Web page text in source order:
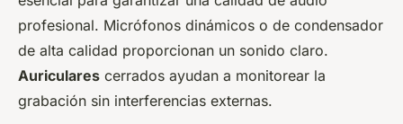
profesional. Micrófonos dinámicos o de condensador
de alta calidad proporcionan un sonido claro.
Auriculares cerrados ayudan a monitorear la
grabación sin interferencias externas.